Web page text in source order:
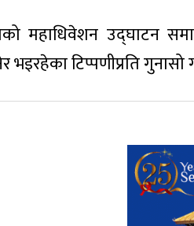
महाधिवेशन उद्घाटन
टिप्पणीप्रति गुनासो